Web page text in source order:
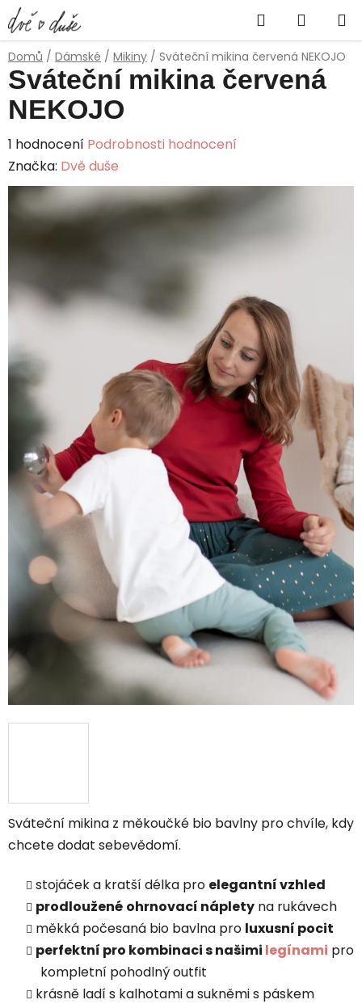
Přejít
na
obsah
Hledat
KOŠÍK
Domů / Dámské / Mikiny / Sváteční mikina červená NEKOJO
Sváteční mikina z měkoučké bio bavlny pro chvíle, kdy
chcete dodat sebevědomí.
stojáček a kratší délka pro elegantní vzhled
prodloužené ohrnovací náplety na rukávech
měkká počesaná bio bavlna pro luxusní pocit
perfektní pro kombinaci s našimi legínami pro
kompletní pohodlný outfit
krásně ladí s kalhotami a sukněmi s páskem
Sváteční mikina červená
NEKOJO
Průměrné
hodnocení
produktu
hvězdiček.
1 hodnocení Podrobnosti hodnocení
Značka: Dvě duše